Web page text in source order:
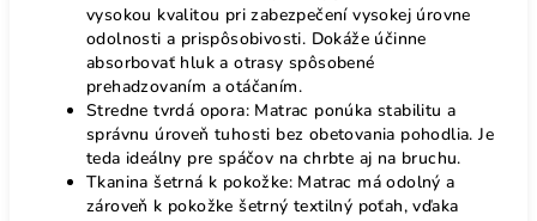
vysokou kvalitou pri zabezpečení vysokej úrovne
odolnosti a prispôsobivosti. Dokáže účinne
absorbovať hluk a otrasy spôsobené
prehadzovaním a otáčaním.
Stredne tvrdá opora: Matrac ponúka stabilitu a
správnu úroveň tuhosti bez obetovania pohodlia. Je
teda ideálny pre spáčov na chrbte aj na bruchu.
Tkanina šetrná k pokožke: Matrac má odolný a
zároveň k pokožke šetrný textilný poťah, vďaka